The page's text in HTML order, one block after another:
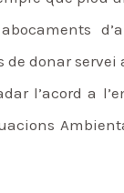
donar servei
l’acord a